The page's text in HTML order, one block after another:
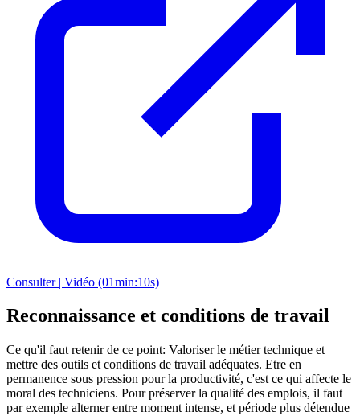
Consulter | Vidéo (01min:10s)
Reconnaissance et conditions de travail
Ce qu'il faut retenir de ce point: Valoriser le métier technique et
mettre des outils et conditions de travail adéquates. Etre en
permanence sous pression pour la productivité, c'est ce qui affecte le
moral des techniciens. Pour préserver la qualité des emplois, il faut
par exemple alterner entre moment intense, et période plus détendue